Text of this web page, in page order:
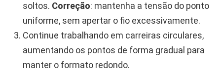
soltos. Correção: mantenha a tensão do ponto
uniforme, sem apertar o fio excessivamente.
Continue trabalhando em carreiras circulares,
aumentando os pontos de forma gradual para
manter o formato redondo.